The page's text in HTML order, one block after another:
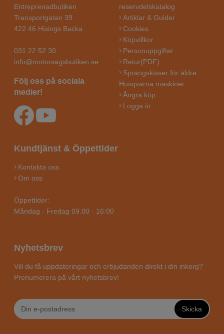
Entreprenadbutiken
Transportgatan 39
422 46 Hisings Backa
031 22 52 30
info@motorsagsbutiken.se
Följ oss på sociala
medier!
reservdelskatalog
Artiklar & Guider
Cookies
Köpvillkor
Personuppgifter
Retur(PDF)
Sprängskisser för äldre
Husqvarna maskiner
Ångra köp
Logga in
Kundtjänst & Öppettider
Kontakta oss
Om oss
Öppettider:
Måndag - Fredag 09.00 - 16:00
Nyhetsbrev
Vill du få uppdateringar och erbjudanden direkt i din inkorg?
Prenumerera på vårt nyhetsbrev!
Skicka